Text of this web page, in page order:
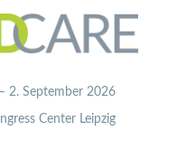
1. – 2. September 2026